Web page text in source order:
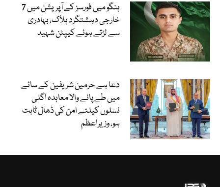
ہنگو میں فورسز کے آپریشن میں 7
خارجی دہشتگرد ہلاک، بہادری
سے لڑتے ہوئے کیپٹن شہید
دعا ہے حرمین شریفین کے سائے
میں طے پانے والا معاہدہ اگلی
نسلوں کیلئے امن کی ڈھال ثابت
ہو، وزیراعظم